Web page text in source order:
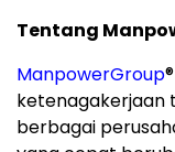
Tentang
ManpowerGroup
ketenagakerjaan
berbagai